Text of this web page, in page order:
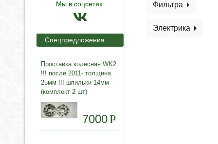
Мы в соцсетях:
Спецпредложения
Проставка колесная WK2
!!! после 2011- толщина
25мм !!! шпильки 14мм
(комплект 2 шт)
7000P
Фильтра
Электрика